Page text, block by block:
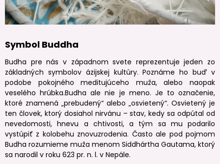
Symbol Buddha
Budha pre nás v západnom svete reprezentuje jeden zo
základných symbolov ázijskej kultúry. Poznáme ho buď v
podobe pokojného meditujúceho muža, alebo naopak
veselého hrúbka.Budha ale nie je meno. Je to označenie,
ktoré znamená „prebudený“ alebo „osvietený“. Osvietený je
ten človek, ktorý dosiahol nirvánu – stav, kedy sa odpútal od
nevedomosti, hnevu a chtivosti, a tým sa mu podarilo
vystúpiť z kolobehu znovuzrodenia. Často ale pod pojmom
Budha rozumieme muža menom Siddhártha Gautama, ktorý
sa narodil v roku 623 pr. n. l. v Nepále.